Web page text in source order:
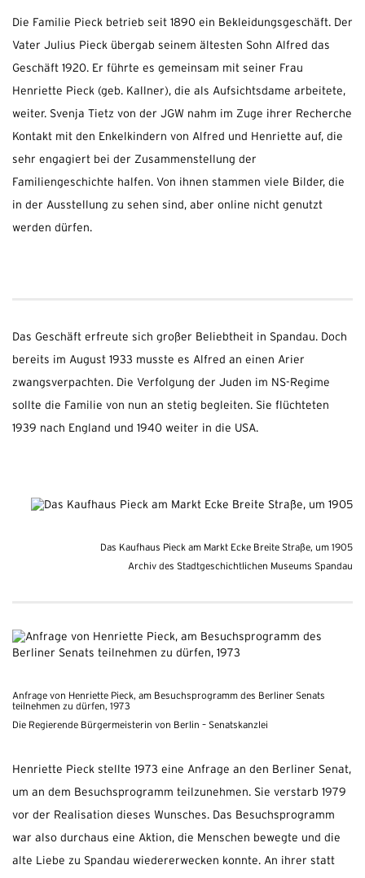
Die Familie Pieck betrieb seit 1890 ein Bekleidungsgeschäft. Der
Vater Julius Pieck übergab seinem ältesten Sohn Alfred das
Geschäft 1920. Er führte es gemeinsam mit seiner Frau
Henriette Pieck (geb. Kallner), die als Aufsichtsdame arbeitete,
weiter. Svenja Tietz von der JGW nahm im Zuge ihrer Recherche
Kontakt mit den Enkelkindern von Alfred und Henriette auf, die
sehr engagiert bei der Zusammenstellung der
Familiengeschichte halfen. Von ihnen stammen viele Bilder, die
in der Ausstellung zu sehen sind, aber online nicht genutzt
werden dürfen.
Das Geschäft erfreute sich großer Beliebtheit in Spandau. Doch
bereits im August 1933 musste es Alfred an einen Arier
zwangsverpachten. Die Verfolgung der Juden im NS-Regime
sollte die Familie von nun an stetig begleiten. Sie flüchteten
1939 nach England und 1940 weiter in die USA.
Das Kaufhaus Pieck am Markt Ecke Breite Straße, um 1905
Archiv des Stadtgeschichtlichen Museums Spandau
Anfrage von Henriette Pieck, am Besuchsprogramm des Berliner Senats
teilnehmen zu dürfen, 1973
Die Regierende Bürgermeisterin von Berlin – Senatskanzlei
Henriette Pieck stellte 1973 eine Anfrage an den Berliner Senat,
um an dem Besuchsprogramm teilzunehmen. Sie verstarb 1979
vor der Realisation dieses Wunsches. Das Besuchsprogramm
war also durchaus eine Aktion, die Menschen bewegte und die
alte Liebe zu Spandau wiedererwecken konnte. An ihrer statt